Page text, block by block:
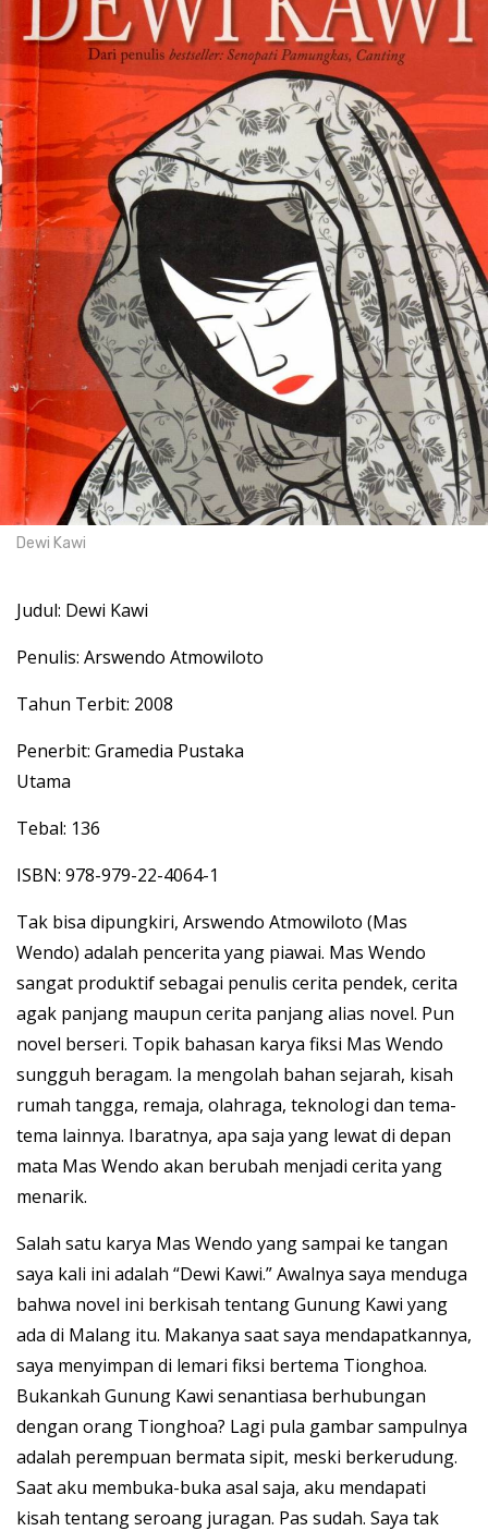
Dewi Kawi
Judul: Dewi Kawi
Penulis: Arswendo Atmowiloto
Tahun Terbit: 2008
Penerbit: Gramedia Pustaka
Utama
Tebal: 136
ISBN: 978-979-22-4064-1
Tak bisa dipungkiri, Arswendo Atmowiloto (Mas
Wendo) adalah pencerita yang piawai. Mas Wendo
sangat produktif sebagai penulis cerita pendek, cerita
agak panjang maupun cerita panjang alias novel. Pun
novel berseri. Topik bahasan karya fiksi Mas Wendo
sungguh beragam. Ia mengolah bahan sejarah, kisah
rumah tangga, remaja, olahraga, teknologi dan tema-
tema lainnya. Ibaratnya, apa saja yang lewat di depan
mata Mas Wendo akan berubah menjadi cerita yang
menarik.
Salah satu karya Mas Wendo yang sampai ke tangan
saya kali ini adalah “Dewi Kawi.” Awalnya saya menduga
bahwa novel ini berkisah tentang Gunung Kawi yang
ada di Malang itu. Makanya saat saya mendapatkannya,
saya menyimpan di lemari fiksi bertema Tionghoa.
Bukankah Gunung Kawi senantiasa berhubungan
dengan orang Tionghoa? Lagi pula gambar sampulnya
adalah perempuan bermata sipit, meski berkerudung.
Saat aku membuka-buka asal saja, aku mendapati
kisah tentang seroang juragan. Pas sudah. Saya tak